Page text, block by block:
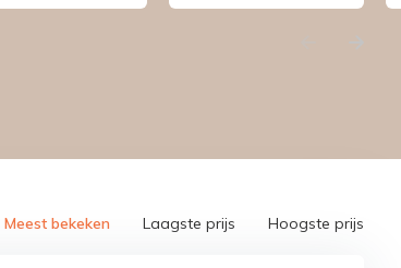
Meest bekeken Laagste prijs Hoogste prijs